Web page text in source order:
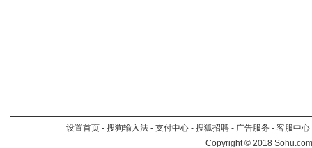
设置首页 - 搜狗输入法 - 支付中心 - 搜狐招聘 - 广告服务 - 客服中心
Copyright©2018